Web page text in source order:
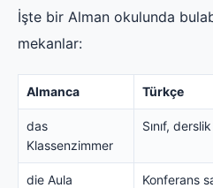
İşte bir Alman okulunda
mekanlar:
Almanca Türkçe
das
Klassenzimmer
Sınıf, derslik
die Aula
Konferans